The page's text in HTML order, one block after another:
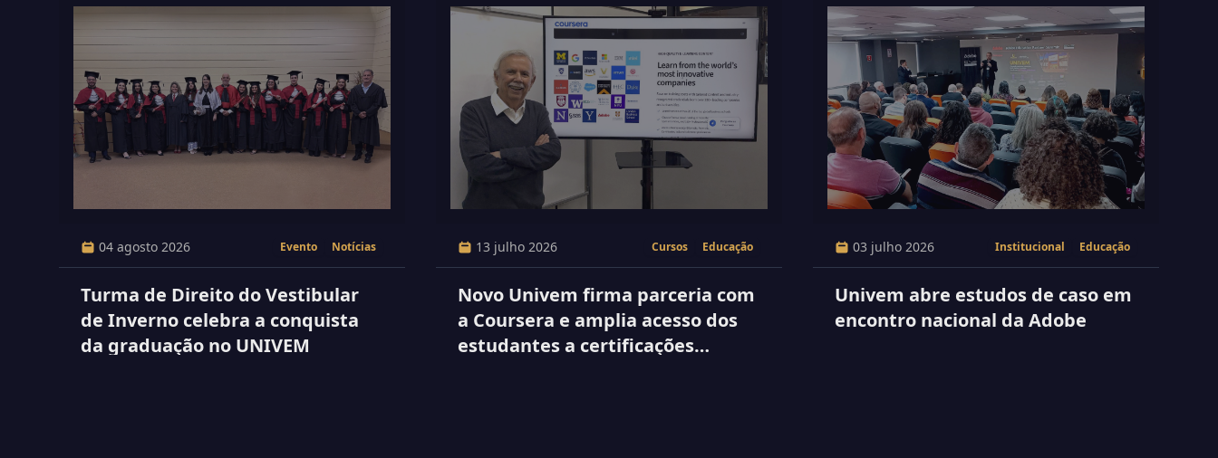
04 agosto 2026 Evento Notícias
Turma de Direito do Vestibular
de Inverno celebra a conquista
da graduação no UNIVEM
13 julho 2026 Cursos Educação
Novo Univem firma parceria com
a Coursera e amplia acesso dos
estudantes a certificações
03 julho 2026 Institucional Educação
Univem abre estudos de caso em
encontro nacional da Adobe